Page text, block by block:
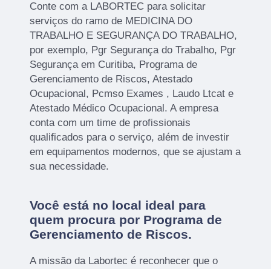
Conte com a LABORTEC para solicitar
serviços do ramo de MEDICINA DO
TRABALHO E SEGURANÇA DO TRABALHO,
por exemplo, Pgr Segurança do Trabalho, Pgr
Segurança em Curitiba, Programa de
Gerenciamento de Riscos, Atestado
Ocupacional, Pcmso Exames , Laudo Ltcat e
Atestado Médico Ocupacional. A empresa
conta com um time de profissionais
qualificados para o serviço, além de investir
em equipamentos modernos, que se ajustam a
sua necessidade.
Você está no local ideal para
quem procura por Programa de
Gerenciamento de Riscos.
A missão da Labortec é reconhecer que o